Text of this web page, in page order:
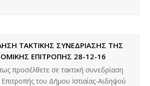
ΤΑΚΤΙΚΗΣ ΣΥΝΕΔΡΙΑΣΗΣ ΤΗΣ
ΕΠΙΤΡΟΠΗΣ 28-12-16
προσέλθετε σε τακτική συνεδρίαση
του Δήμου Ιστιαίας-Αιδηψού